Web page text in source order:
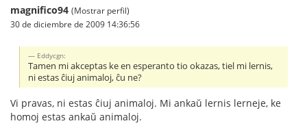
magnifico94 (Mostrar perfil)
30 de diciembre de 2009 14:36:56
Eddycgn:
Tamen mi akceptas ke en esperanto tio okazas, tiel mi lernis,
ni estas ĉiuj animaloj, ĉu ne?
Vi pravas, ni estas ĉiuj animaloj. Mi ankaŭ lernis lerneje, ke
homoj estas ankaŭ animaloj.